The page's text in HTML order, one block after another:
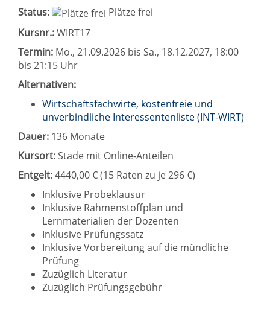
Status:
Plätze frei
Kursnr.:WIRT17
Termin: Mo., 21.09.2026 bis Sa., 18.12.2027, 18:00
bis 21:15 Uhr
Alternativen:
Wirtschaftsfachwirte, kostenfreie und
unverbindliche Interessentenliste (INT-WIRT)
Dauer: 136 Monate
Kursort:Stade mit Online-Anteilen
Entgelt:4440,00 € (15 Raten zu je 296 €)
Inklusive Probeklausur
Inklusive Rahmenstoffplan und
Lernmaterialien der Dozenten
Inklusive Prüfungssatz
Inklusive Vorbereitung auf die mündliche
Prüfung
Zuzüglich Literatur
Zuzüglich Prüfungsgebühr